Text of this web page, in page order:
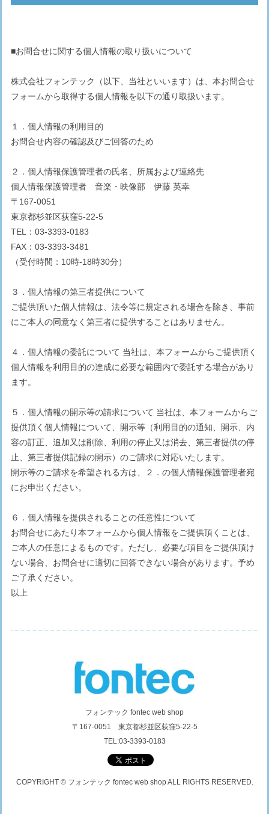
■お問合せに関する個人情報の取り扱いについて
株式会社フォンテック（以下、当社といいます）は、本お問合せ
フォームから取得する個人情報を以下の通り取扱います。
１．個人情報の利用目的
お問合せ内容の確認及びご回答のため
２．個人情報保護管理者の氏名、所属および連絡先
個人情報保護管理者 音楽・映像部 伊藤 英幸
〒167-0051
東京都杉並区荻窪5-22-5
TEL：03-3393-0183
FAX：03-3393-3481
（受付時間：10時-18時30分）
３．個人情報の第三者提供について
ご提供頂いた個人情報は、法令等に規定される場合を除き、事前
にご本人の同意なく第三者に提供することはありません。
４．個人情報の委託について 当社は、本フォームからご提供頂く
個人情報を利用目的の達成に必要な範囲内で委託する場合があり
ます。
５．個人情報の開示等の請求について 当社は、本フォームからご
提供頂く個人情報について、開示等（利用目的の通知、開示、内
容の訂正、追加又は削除、利用の停止又は消去、第三者提供の停
止、第三者提供記録の開示）のご請求に対応いたします。
開示等のご請求を希望される方は、２．の個人情報保護管理者宛
にお申出ください。
６．個人情報を提供されることの任意性について
お問合せにあたり本フォームから個人情報をご提供頂くことは、
ご本人の任意によるものです。ただし、必要な項目をご提供頂け
ない場合、お問合せに適切に回答できない場合があります。予め
ご了承ください。
以上
フォンテック fontec web shop
〒167-0051 東京都杉並区荻窪5-22-5
TEL:03-3393-0183
COPYRIGHT © フォンテック fontec web shop ALL RIGHTS RESERVED.